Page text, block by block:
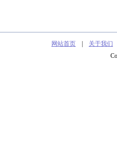
网站首页 关于我们